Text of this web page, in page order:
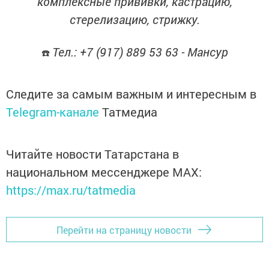
стерелизацию, стрижку.
☎️ Тел.: +7 (917) 889 53 63 - Мансур
Следите за самым важным и интересным в
Telegram-канале Татмедиа
Читайте новости Татарстана в
национальном мессенджере MАХ:
https://max.ru/tatmedia
Перейти на страницу новости